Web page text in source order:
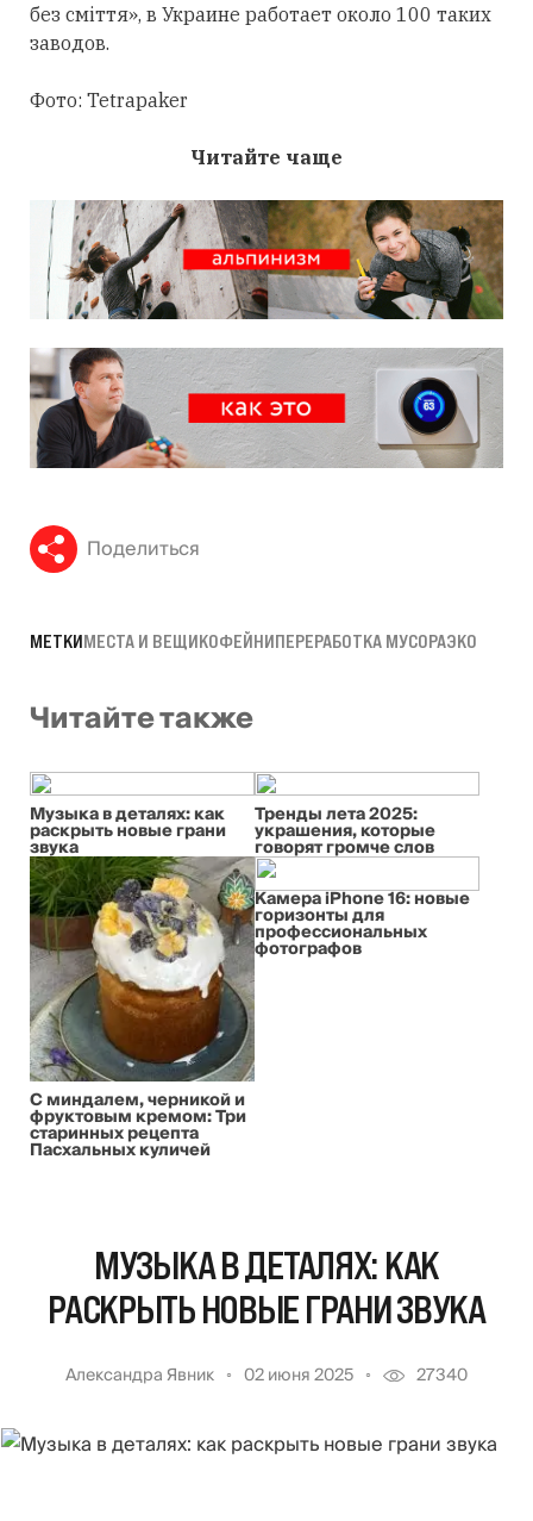
без сміття», в Украине работает около 100 таких
заводов.
Фото: Tetrapaker
Читайте чаще
Поделиться
МЕТКИМЕСТА И ВЕЩИКОФЕЙНИПЕРЕРАБОТКА МУСОРАЭКО
Читайте также
Музыка в деталях: как
раскрыть новые грани
звука
Тренды лета 2025:
украшения, которые
говорят громче слов
С миндалем, черникой и
фруктовым кремом: Три
старинных рецепта
Пасхальных куличей
Камера iPhone 16: новые
горизонты для
профессиональных
фотографов
МУЗЫКА В ДЕТАЛЯХ: КАК
РАСКРЫТЬ НОВЫЕ ГРАНИ ЗВУКА
Александра Явник 02 июня 2025 27340